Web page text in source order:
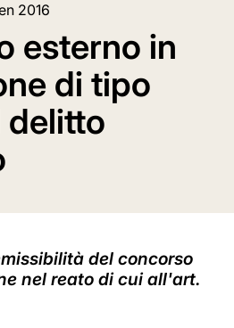
2016
esterno in
di tipo
delitto
del concorso
nel reato di cui all'art.